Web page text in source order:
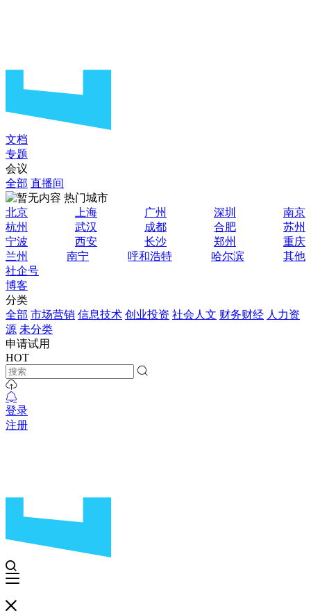
文档
专题
会议
全部 直播间
热门城市
北京
上海 广州 深圳
南京
杭州
武汉 成都 合肥
苏州
宁波
西安 长沙 郑州
重庆
兰州
南宁 呼和浩特 哈尔滨
其他
社企号
博客
分类
全部 市场营销 信息技术 创业投资 社会人文 财务财经 人力资
源 未分类
申请试用
HOT
登录
注册